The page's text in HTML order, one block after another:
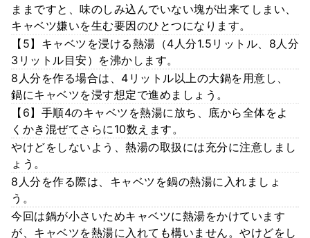
ままですと、味のしみ込んでいない塊が出来てしまい、
キャベツ嫌いを生む要因のひとつになります。
【5】キャベツを浸ける熱湯（4人分1.5リットル、8人分
3リットル目安）を沸かします。
8人分を作る場合は、4リットル以上の大鍋を用意し、
鍋にキャベツを浸す想定で進めましょう。
【6】手順4のキャベツを熱湯に放ち、底から全体をよ
くかき混ぜてさらに10数えます。
やけどをしないよう、熱湯の取扱には充分に注意しまし
ょう。
8人分を作る際は、キャベツを鍋の熱湯に入れましょ
う。
今回は鍋が小さいためキャベツに熱湯をかけています
が、キャベツを熱湯に入れても構いません。やけどをし